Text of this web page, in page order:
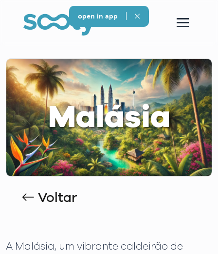
Malásia
Voltar
A Malásia, um vibrante caldeirão de
open in app